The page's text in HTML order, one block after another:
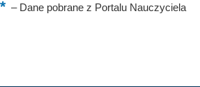
–Dane pobrane z Portalu Nauczyciela